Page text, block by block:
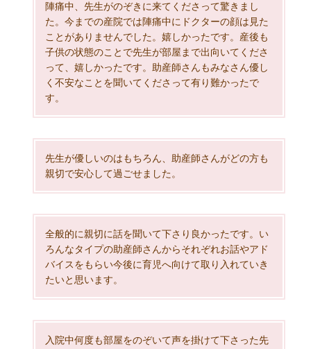
陣痛中、先生がのぞきに来てくださって驚きまし
た。今までの産院では陣痛中にドクターの顔は見た
ことがありませんでした。嬉しかったです。産後も
子供の状態のことで先生が部屋まで出向いてくださ
って、嬉しかったです。助産師さんもみなさん優し
く不安なことを聞いてくださって有り難かったで
す。
先生が優しいのはもちろん、助産師さんがどの方も
親切で安心して過ごせました。
全般的に親切に話を聞いて下さり良かったです。い
ろんなタイプの助産師さんからそれぞれお話やアド
バイスをもらい今後に育児へ向けて取り入れていき
たいと思います。
入院中何度も部屋をのぞいて声を掛けて下さった先